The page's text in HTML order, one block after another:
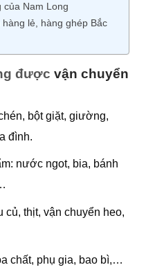
của Nam Long
lẻ, hàng ghép Bắc
được vận chuyển
bột giặt, giường,
đình.
nước ngot, bia, bánh
củ, thịt, vận chuyển heo,
chất, phụ gia, bao bì,…